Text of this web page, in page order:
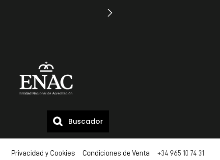
Privacidad y Cookies Condiciones de Venta +34 965 10 74 31
Buscador